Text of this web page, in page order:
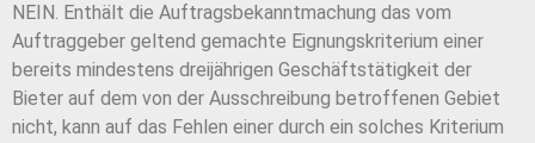
NEIN. Enthält die Auftragsbekanntmachung das vom
Auftraggeber geltend gemachte Eignungskriterium einer
bereits mindestens dreijährigen Geschäftstätigkeit der
Bieter auf dem von der Ausschreibung betroffenen Gebiet
nicht, kann auf das Fehlen einer durch ein solches Kriterium